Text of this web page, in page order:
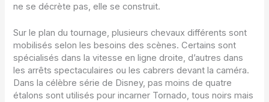
ne se décrète pas, elle se construit.
Sur le plan du tournage, plusieurs chevaux différents sont
mobilisés selon les besoins des scènes. Certains sont
spécialisés dans la vitesse en ligne droite, d’autres dans
les arrêts spectaculaires ou les cabrers devant la caméra.
Dans la célèbre série de Disney, pas moins de quatre
étalons sont utilisés pour incarner Tornado, tous noirs mais